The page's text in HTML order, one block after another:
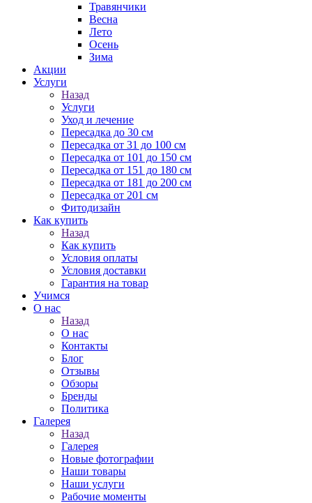
Травянчики
Весна
Лето
Осень
Зима
Акции
Услуги
Назад
Услуги
Уход и лечение
Пересадка до 30 см
Пересадка от 31 до 100 см
Пересадка от 101 до 150 см
Пересадка от 151 до 180 см
Пересадка от 181 до 200 см
Пересадка от 201 см
Фитодизайн
Как купить
Назад
Как купить
Условия оплаты
Условия доставки
Гарантия на товар
Учимся
О нас
Назад
О нас
Контакты
Блог
Отзывы
Обзоры
Бренды
Политика
Галерея
Назад
Галерея
Новые фотографии
Наши товары
Наши услуги
Рабочие моменты